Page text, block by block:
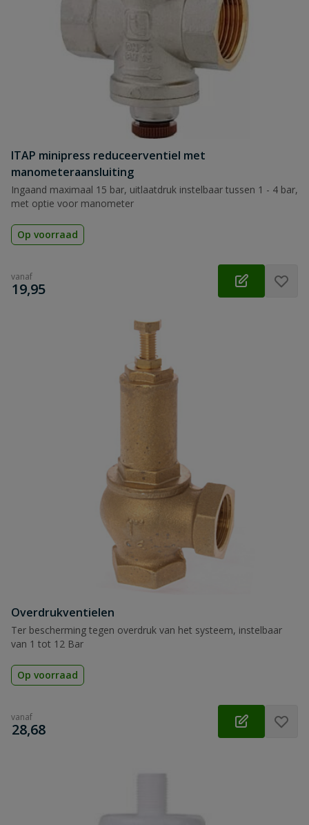
ITAP minipress reduceerventiel met
manometeraansluiting
Ingaand maximaal 15 bar, uitlaatdruk instelbaar tussen 1 - 4 bar,
met optie voor manometer
Op voorraad
vanaf
€
19,95
Overdrukventielen
Ter bescherming tegen overdruk van het systeem, instelbaar
van 1 tot 12 Bar
Op voorraad
vanaf
€
28,68